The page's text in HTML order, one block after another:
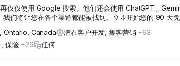
成功来击败他们。你最终会耗尽你的运气。我们必须对他
我们专注于业务消息传递。
率和呼叫请求发生了重大变化。从每月从所有平台获得
仅仅使用 Google 搜索。他们还会使用 ChatGPT、
我们将让您在各个渠道都能被找到。立即开始您的 90 天免
Ontario, Canada
潜在客户开发, 集客营销 +63
保险 +29 任何